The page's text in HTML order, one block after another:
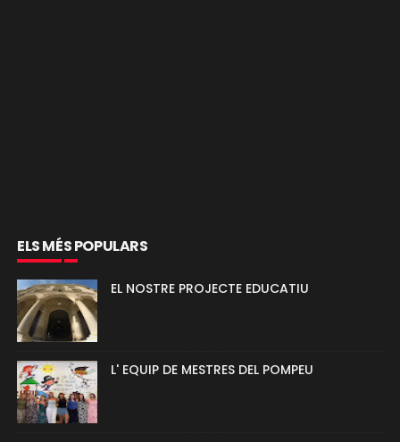
ELS MÉS POPULARS
EL NOSTRE PROJECTE EDUCATIU
L' EQUIP DE MESTRES DEL POMPEU